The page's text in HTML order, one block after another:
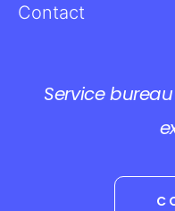
Contact
Service